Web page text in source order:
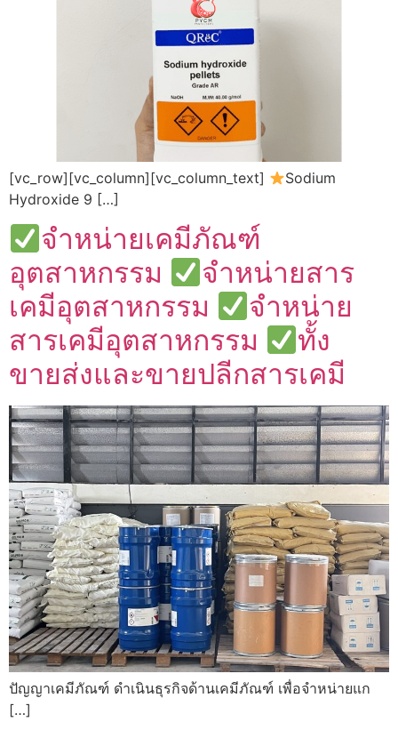
[vc_row][vc_column][vc_column_text]
Sodium
Hydroxide 9 […]
จำหน่ายเคมีภัณฑ์
อุตสาหกรรม
จำหน่ายสาร
เคมีอุตสาหกรรม
จำหน่าย
สารเคมีอุตสาหกรรม
ทั้ง
ขายส่งและขายปลีกสารเคมี
ปัญญาเคมีภัณฑ์ ดำเนินธุรกิจด้านเคมีภัณฑ์ เพื่อจำหน่ายแก
[…]